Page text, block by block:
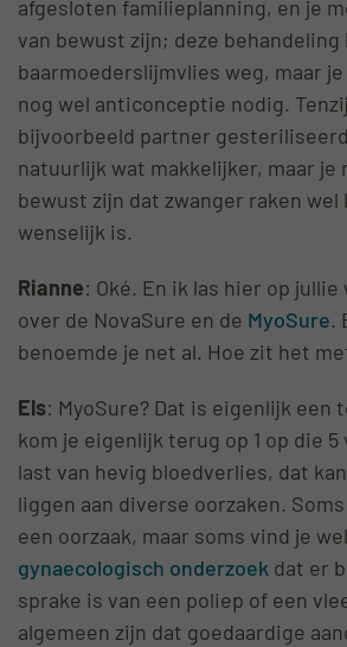
afgesloten familieplanning, en je
van bewust zijn; deze
baarmoederslijmvlies weg, maar
nog wel anticonceptie nodig.
bijvoorbeeld partner
natuurlijk wat makkelijker, maar je
bewust zijn dat zwanger raken wel
wenselijk is.
Rianne: Oké. En ik las hier op
over de NovaSure en de MyoSure.
benoemde je net al. Hoe zit het
Els: MyoSure? Dat is eigenlijk een
kom je eigenlijk terug op 1 op die
last van hevig bloedverlies, dat
liggen aan diverse oorzaken.
een oorzaak, maar soms vind je
gynaecologisch onderzoek dat er
sprake is van een poliep of een
algemeen zijn dat goedaardige